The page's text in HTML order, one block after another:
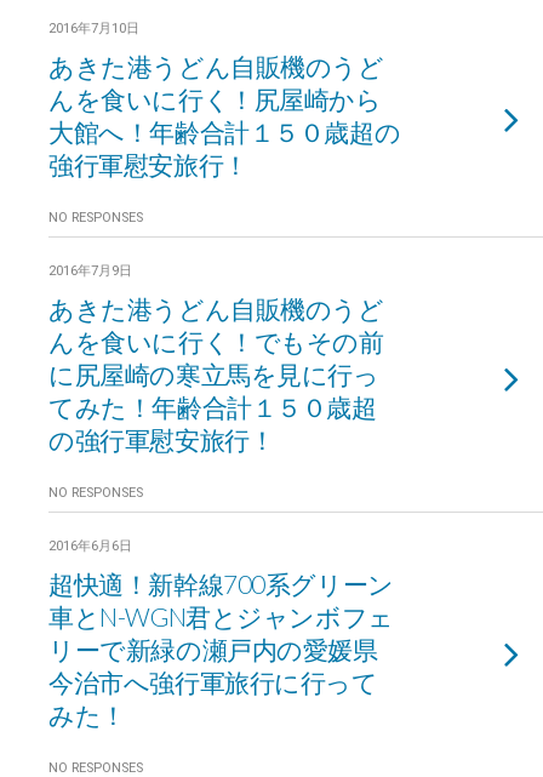
2016年7月10日
あきた港うどん自販機のうど
んを食いに行く！尻屋崎から
大館へ！年齢合計１５０歳超の
強行軍慰安旅行！
NO RESPONSES
2016年7月9日
あきた港うどん自販機のうど
んを食いに行く！でもその前
に尻屋崎の寒立馬を見に行っ
てみた！年齢合計１５０歳超
の強行軍慰安旅行！
NO RESPONSES
2016年6月6日
超快適！新幹線700系グリーン
車とN-WGN君とジャンボフェ
リーで新緑の瀬戸内の愛媛県
今治市へ強行軍旅行に行って
みた！
NO RESPONSES